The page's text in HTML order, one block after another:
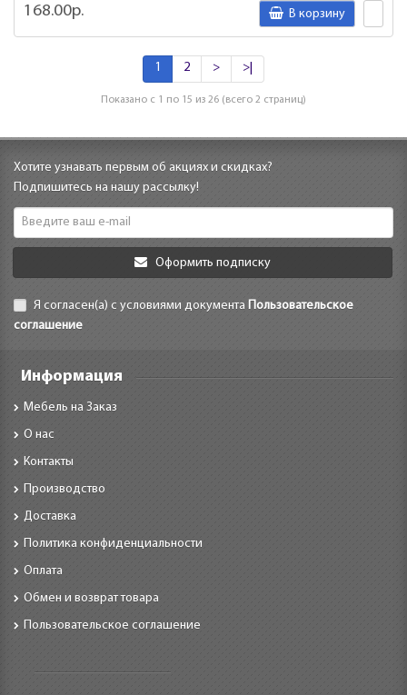
168.00р. В корзину
1 2 > >|
Показано с 1 по 15 из 26 (всего 2 страниц)
Хотите узнавать первым об акциях и скидках?
Подпишитесь на нашу рассылку!
Оформить подписку
Я согласен(а) с условиями документа Пользовательское
соглашение
Информация
Мебель на Заказ
О нас
Контакты
Производство
Доставка
Политика конфиденциальности
Оплата
Обмен и возврат товара
Пользовательское соглашение